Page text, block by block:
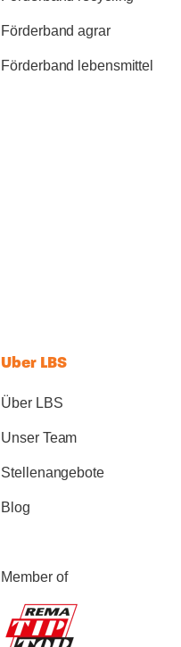
Förderband agrar
Förderband lebensmittel
Uber LBS
Über LBS
Unser Team
Stellenangebote
Blog
Member of